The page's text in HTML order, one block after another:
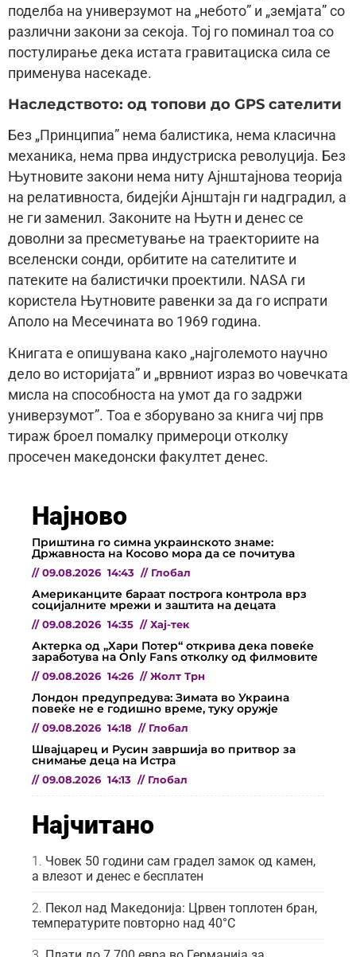
поделба на универзумот на „небото” и „земјата” со
различни закони за секоја. Тој го поминал тоа со
постулирање дека истата гравитациска сила се
применува насекаде.
Наследството: од топови до GPS сателити
Без „Принципиа” нема балистика, нема класична
механика, нема прва индустриска револуција. Без
Њутновите закони нема ниту Ајнштај­нова теорија
на релативноста, бидејќи Ајнштајн ги надградил, а
не ги заменил. Законите на Њутн и денес се
доволни за пресметување на траекториите на
вселенски сонди, орбитите на сателитите и
патеките на балистички проектили. NASA ги
користела Њутновите равенки за да го испрати
Апол­о на Месечината во 1969 година.
Книгата е опишувана како „најголемото научно
дело во историјата” и „врвниот израз во човечката
мисла на способноста на умот да го задржи
универзумот”. Тоа е зборувано за книга чиј прв
тираж броeл помалку примероци отколку
просечен македонски факултет денес.
Најново
Приштина го симна украинското знаме:
Државноста на Косово мора да се почитува
// 09.08.2026 14:43 // Глобал
Американците бараат построга контрола врз
социјалните мрежи и заштита на децата
// 09.08.2026 14:35 // Хај-тек
Актерка од „Хари Потер“ открива дека повеќе
заработува на Only Fans отколку од филмовите
// 09.08.2026 14:26 // Жолт Трн
Лондон предупредува: Зимата во Украина
повеќе не е годишно време, туку оружје
// 09.08.2026 14:18 // Глобал
Швајцарец и Русин завршија во притвор за
снимање деца на Истра
// 09.08.2026 14:13 // Глобал
Најчитано
Човек 50 години сам градел замок од камен,
а влезот и денес е бесплатен
Пекол над Македонија: Црвен топлотен бран,
температурите повторно над 40°C